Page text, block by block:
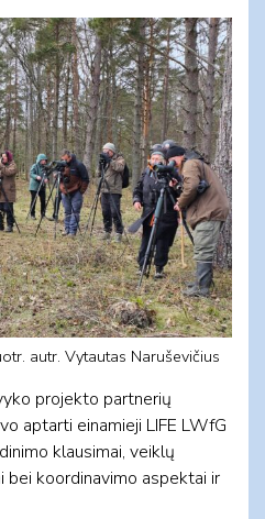
autr. Vytautas Naruševičius
projekto partnerių
aptarti einamieji LIFE LWfG
klausimai, veiklų
bei koordinavimo aspektai ir